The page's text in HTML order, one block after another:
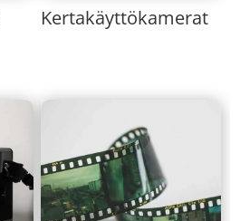
Kertakäyttökamerat